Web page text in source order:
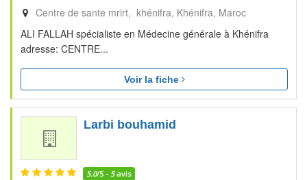
Centre de sante mrirt, khénifra Khénifra Maroc
ALI FALLAH spécialiste en Médecine générale à Khénifra
adresse: CENTRE...
Voir la fiche
Larbi bouhamid
5.0/5 - 5avis